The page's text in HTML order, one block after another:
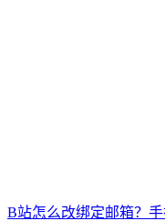
B站怎么改绑定邮箱？手